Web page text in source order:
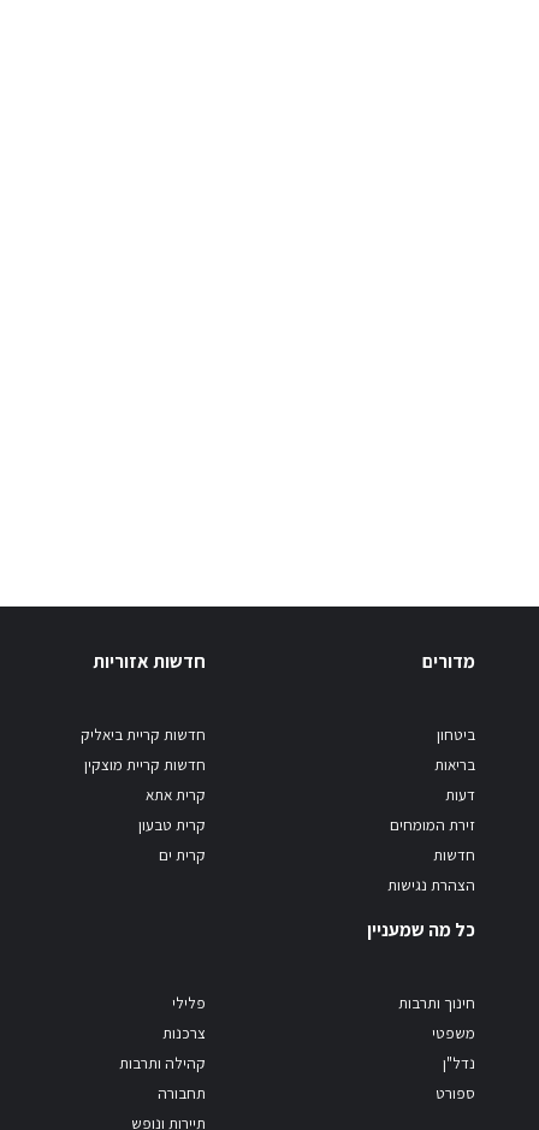
מדורים
ביטחון
בריאות
דעות
זירת המומחים
חדשות
הצהרת נגישות
חדשות אזוריות
חדשות קריית ביאליק
חדשות קריית מוצקין
קרית אתא
קרית טבעון
קרית ים
כל מה שמעניין
חינוך ותרבות
משפטי
נדל"ן
ספורט
פלילי
צרכנות
קהילה ותרבות
תחבורה
תיירות ונופש